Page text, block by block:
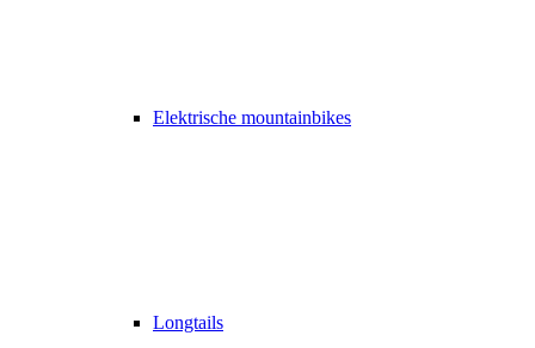
Elektrische mountainbikes
Longtails